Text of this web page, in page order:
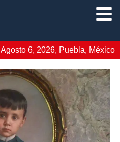
Agosto 6, 2026, Puebla, México